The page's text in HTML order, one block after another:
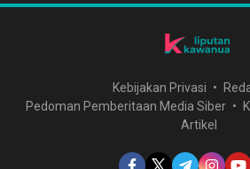
Kebijakan Privasi
Pedoman Pemberitaan Media Siber
Artikel